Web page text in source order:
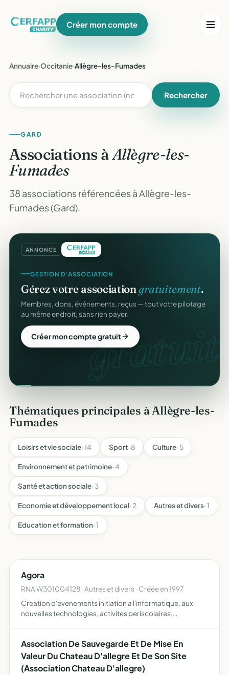
Créer mon compte
Annuaire›Occitanie›Allègre-les-Fumades
Rechercher
GARD
Associations àAllègre-les-
Fumades
38 associations référencées à Allègre-les-
Fumades (Gard).
ANNONCE
gratuit.
GESTION D'ASSOCIATION
Gérez votre associationgratuitement.
Membres, dons, événements, reçus — tout votre pilotage
au même endroit, sans rien payer.
Créer mon compte gratuit
Thématiques principales à Allègre-les-
Fumades
Loisirs et vie sociale· 14 Sport· 8 Culture· 5
Environnement et patrimoine· 4
Santé et action sociale· 3
Economie et développement local· 2 Autres et divers· 1
Education et formation· 1
Agora
RNA W301004128 · Autres et divers · Créée en 1997
Creation d'evenements initiation a l'informatique, aux
nouvelles technologies, activites periscolaires,
redaction d…
Association De Sauvegarde Et De Mise En
Valeur Du Chateau D'allegre Et De Son Site
(Association Chateau D'allegre)